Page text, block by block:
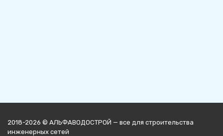
2018-2026 © АЛЬФАВОДОСТРОЙ — все для строительства
инженерных сетей